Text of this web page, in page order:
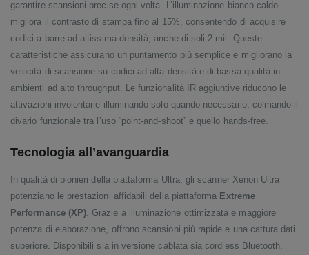
garantire scansioni precise ogni volta. L’illuminazione bianco caldo
migliora il contrasto di stampa fino al 15%, consentendo di acquisire
codici a barre ad altissima densità, anche di soli 2 mil. Queste
caratteristiche assicurano un puntamento più semplice e migliorano la
velocità di scansione su codici ad alta densità e di bassa qualità in
ambienti ad alto throughput. Le funzionalità IR aggiuntive riducono le
attivazioni involontarie illuminando solo quando necessario, colmando il
divario funzionale tra l’uso “point-and-shoot” e quello hands-free.
Tecnologia all’avanguardia
In qualità di pionieri della piattaforma Ultra, gli scanner Xenon Ultra
potenziano le prestazioni affidabili della piattaforma Extreme
Performance (XP). Grazie a illuminazione ottimizzata e maggiore
potenza di elaborazione, offrono scansioni più rapide e una cattura dati
superiore. Disponibili sia in versione cablata sia cordless Bluetooth,